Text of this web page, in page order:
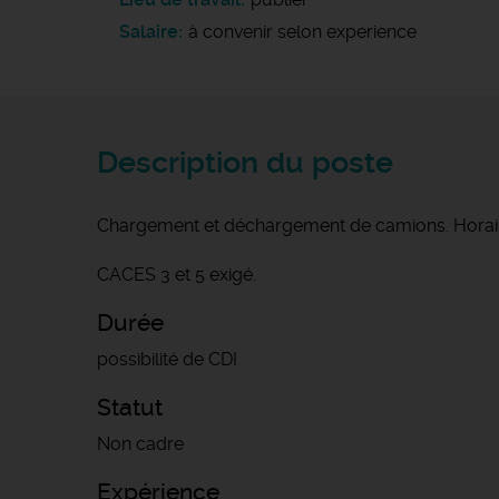
Salaire à convenir selon experience
Description du poste
Chargement et déchargement de camions.
CACES 3 et 5 exigé.
Durée
possibilité de CDI
Statut
Non cadre
Expérience